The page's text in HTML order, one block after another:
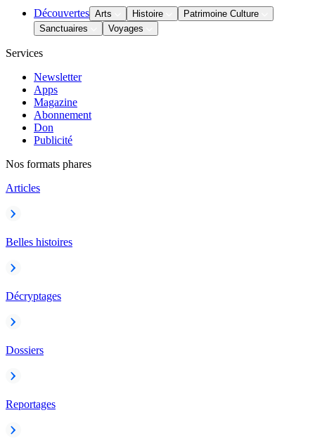
Découvertes Arts Histoire
Patrimoine Culture
Sanctuaires
Voyages
Services
Newsletter
Apps
Magazine
Abonnement
Don
Publicité
Nos formats phares
Articles
Belles histoires
Décryptages
Dossiers
Reportages